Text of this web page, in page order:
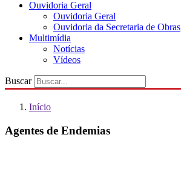
Ouvidoria Geral
Ouvidoria Geral
Ouvidoria da Secretaria de Obras
Multimídia
Notícias
Vídeos
Buscar
Início
Agentes de Endemias